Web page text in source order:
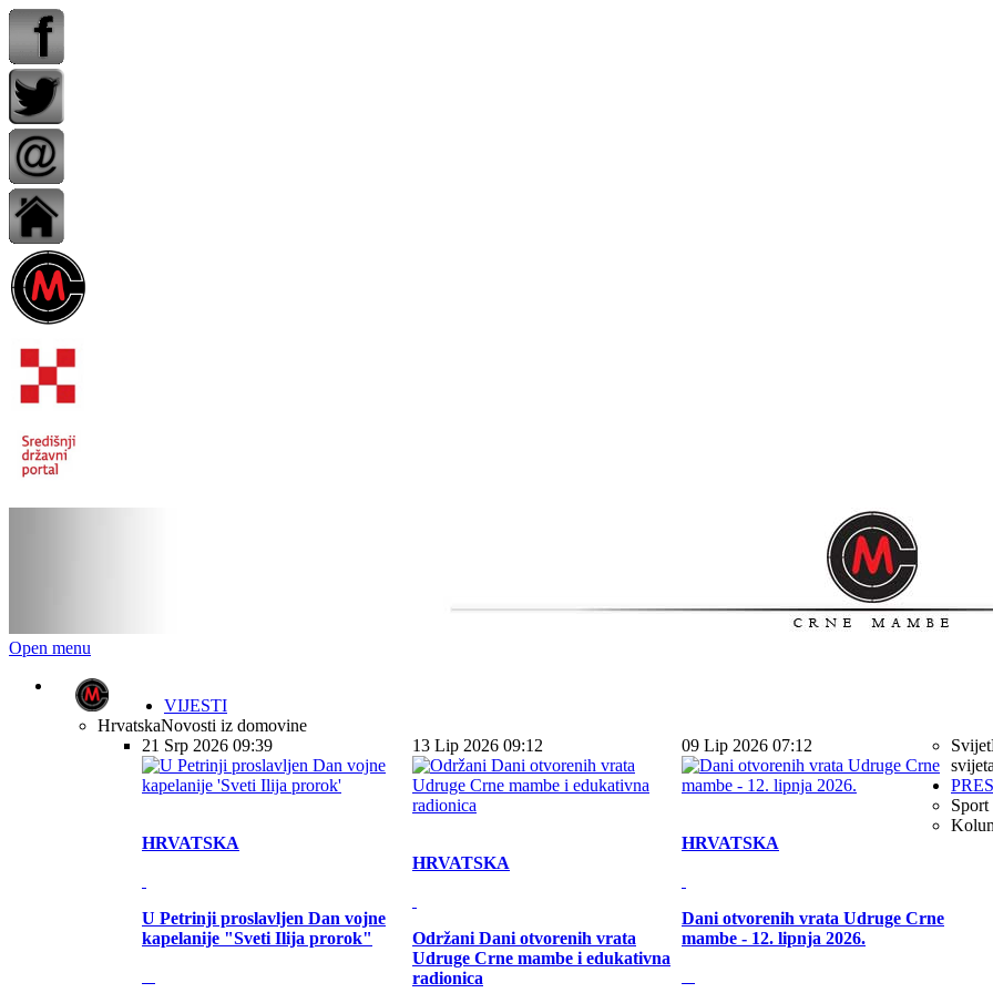
Open menu
VIJESTI
HrvatskaNovosti iz domovine
21 Srp 2026 09:39
HRVATSKA
U Petrinji proslavljen Dan vojne
kapelanije "Sveti Ilija prorok"
13 Lip 2026 09:12
HRVATSKA
Održani Dani otvorenih vrata
Udruge Crne mambe i edukativna
radionica
09 Lip 2026 07:12
HRVATSKA
Dani otvorenih vrata Udruge Crne
mambe - 12. lipnja 2026.
Svijet
svijeta
Sport